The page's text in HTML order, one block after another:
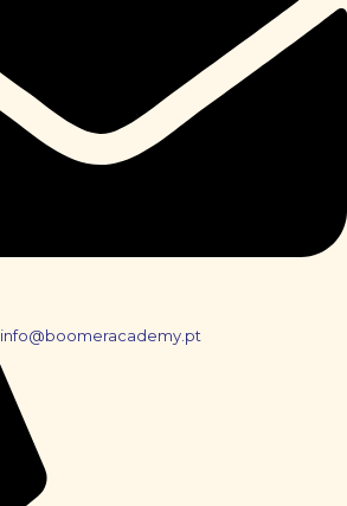
info@boomeracademy.pt